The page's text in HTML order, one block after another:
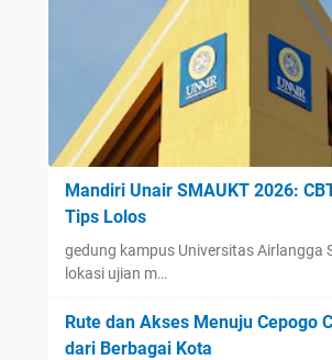
Mandiri Unair SMAUKT 2026:
Tips Lolos
gedung kampus Universitas Airlangga
lokasi ujian m…
Rute dan Akses Menuju Cepogo
dari Berbagai Kota